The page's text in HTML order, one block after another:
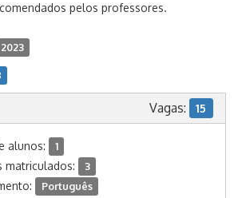
pelos professores.
2023
Vagas: 15
alunos: 1
matriculados: 3
Português